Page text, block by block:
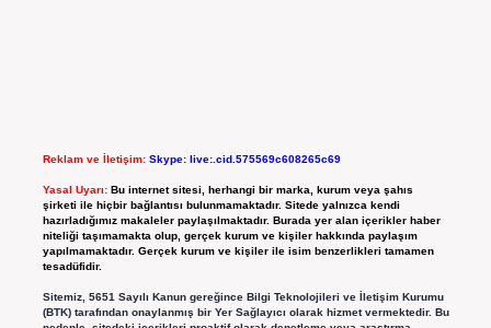
Reklam ve İletişim: Skype: live:.cid.575569c608265c69
Yasal Uyarı: Bu internet sitesi, herhangi bir marka, kurum veya şahıs
şirketi ile hiçbir bağlantısı bulunmamaktadır. Sitede yalnızca kendi
hazırladığımız makaleler paylaşılmaktadır. Burada yer alan içerikler haber
niteliği taşımamakta olup, gerçek kurum ve kişiler hakkında paylaşım
yapılmamaktadır. Gerçek kurum ve kişiler ile isim benzerlikleri tamamen
tesadüfidir.
Sitemiz, 5651 Sayılı Kanun gereğince Bilgi Teknolojileri ve İletişim Kurumu
(BTK) tarafından onaylanmış bir Yer Sağlayıcı olarak hizmet vermektedir. Bu